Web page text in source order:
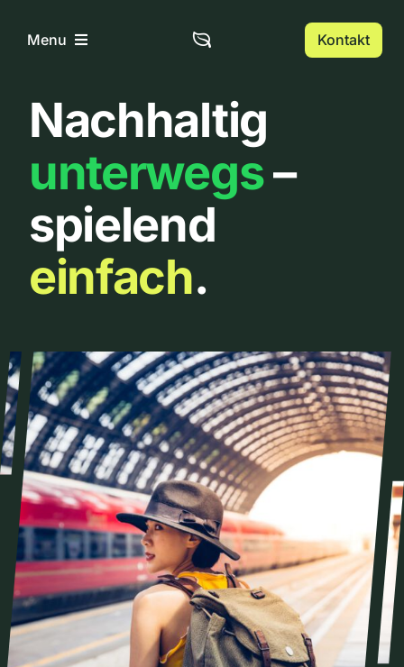
InhaltMenu
Home
Über uns
Urbanlist
Kontakt
Nachhaltig
unterwegs–
spielend
einfach.